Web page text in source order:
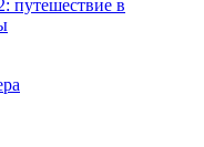
путешествие в